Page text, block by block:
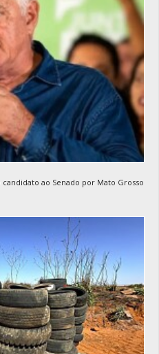
ao Senado por Mato Grosso